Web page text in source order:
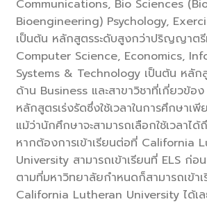
Communications, Bio Sciences
Bioengineering) Psychology,
เป็นต้น หลักสูตรระดับสูงกว่าปริญญาตรี
Computer Science, Economics,
Systems & Technology เป็นต้น หลั
ด้าน Business และสาขาวิชาที่เกี่ยวข้อง
หลักสูตรเร่งรัดซึ่งใช้เวลาในการศึกษาเ
แม้ว่านักศึกษาจะสามารถเลือกใช้เวลาไ
หากต้องการเข้าเรียนต่อที่ California
University สามารถเข้าเรียนที่ ELS ก่อ
ตามที่มหาวิทยาลัยกำหนดก็สามารถเข้า
California Lutheran University ได้เ